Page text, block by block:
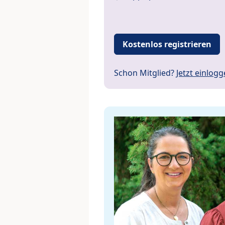
Kostenlos registrieren
Schon Mitglied? Jetzt